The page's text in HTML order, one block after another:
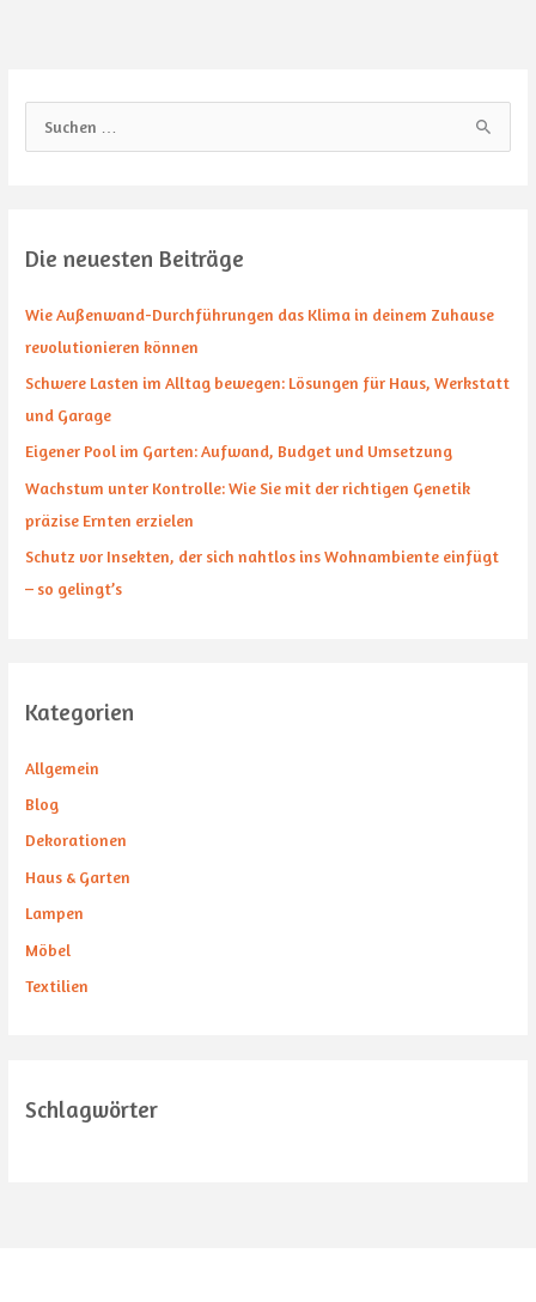
e
n
a
c
h
:
Die neuesten Beiträge
Wie Außenwand-Durchführungen das Klima in deinem Zuhause
revolutionieren können
Schwere Lasten im Alltag bewegen: Lösungen für Haus, Werkstatt
und Garage
Eigener Pool im Garten: Aufwand, Budget und Umsetzung
Wachstum unter Kontrolle: Wie Sie mit der richtigen Genetik
präzise Ernten erzielen
Schutz vor Insekten, der sich nahtlos ins Wohnambiente einfügt
– so gelingt’s
Kategorien
Allgemein
Blog
Dekorationen
Haus & Garten
Lampen
Möbel
Textilien
Schlagwörter